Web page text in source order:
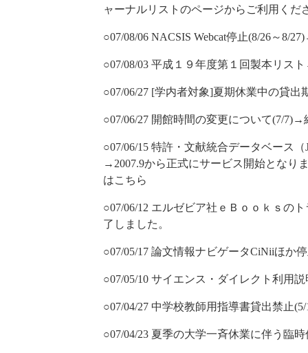
ャーナルリストのページからご利用くだ
○07/08/06 NACSIS Webcat停止(8/26～8/
○07/08/03 平成１９年度第１回製本リス
○07/06/27 [学内者対象]夏期休業中の貸
○07/06/27 開館時間の変更について(7/7)→
○07/06/15 特許・文献統合データベース
→2007.9から正式にサービス開始となり
はこちら
○07/06/12 エルゼビア社ｅＢｏｏｋｓの
了しました。
○07/05/17 論文情報ナビゲータCiNiiほか
○07/05/10 サイエンス・ダイレクト利用
○07/04/27 中学校教師用指導書貸出禁止
○07/04/23 夏季の大学一斉休業に伴う臨